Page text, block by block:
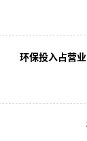
环保投入占营